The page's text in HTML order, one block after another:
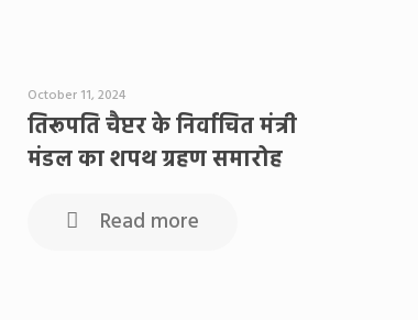
October 11, 2024
तिरूपति चैप्टर के निर्वाचित मंत्री
मंडल का शपथ ग्रहण समारोह
Read more